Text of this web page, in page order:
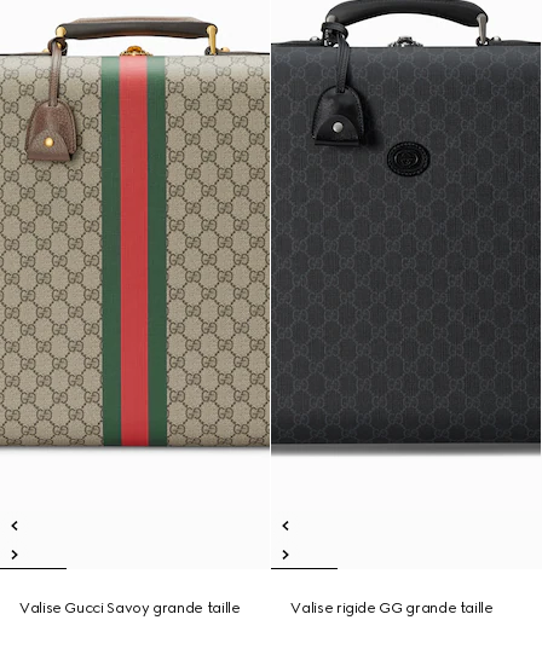
Valise Gucci Savoy grande taille Valise rigide GG grande taille